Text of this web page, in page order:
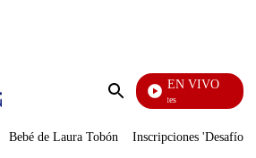
Enviar
EN VIVO
Los Informantes
Bebé de Laura Tobón Inscripciones 'Desafío'